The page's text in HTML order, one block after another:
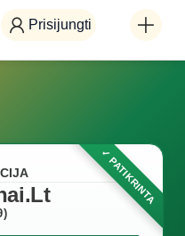
Prisijungti